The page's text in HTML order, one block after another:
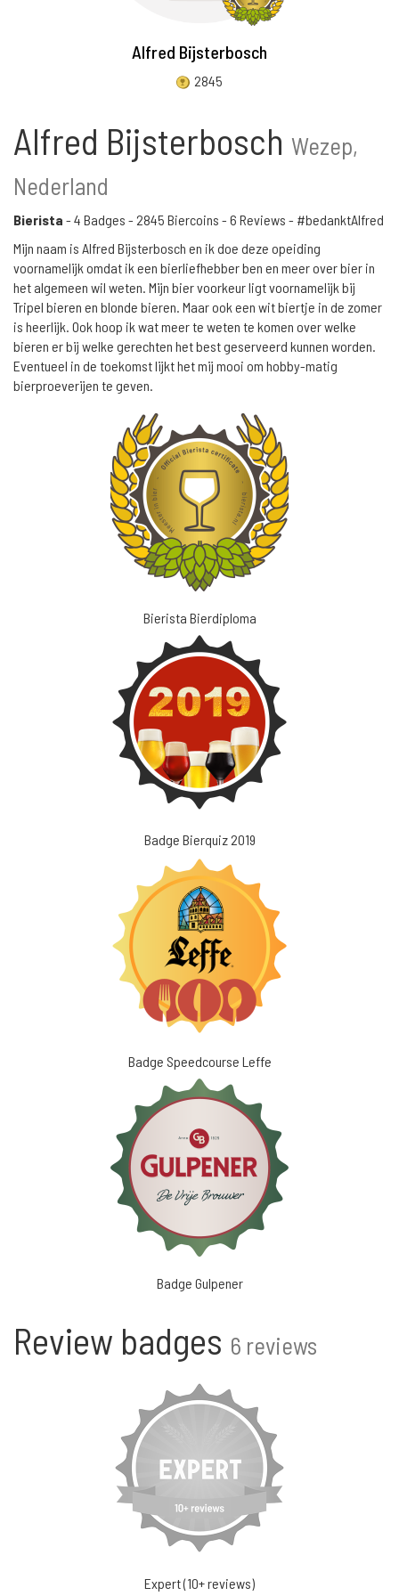
Alfred Bijsterbosch
2845
Alfred Bijsterbosch Wezep,
Nederland
Bierista - 4 Badges - 2845 Biercoins - 6 Reviews - #bedanktAlfred
Mijn naam is Alfred Bijsterbosch en ik doe deze opeiding
voornamelijk omdat ik een bierliefhebber ben en meer over bier in
het algemeen wil weten. Mijn bier voorkeur ligt voornamelijk bij
Tripel bieren en blonde bieren. Maar ook een wit biertje in de zomer
is heerlijk. Ook hoop ik wat meer te weten te komen over welke
bieren er bij welke gerechten het best geserveerd kunnen worden.
Eventueel in de toekomst lijkt het mij mooi om hobby-matig
bierproeverijen te geven.
Bierista Bierdiploma
Badge Bierquiz 2019
Badge Speedcourse Leffe
Badge Gulpener
Review badges 6 reviews
Expert (10+ reviews)